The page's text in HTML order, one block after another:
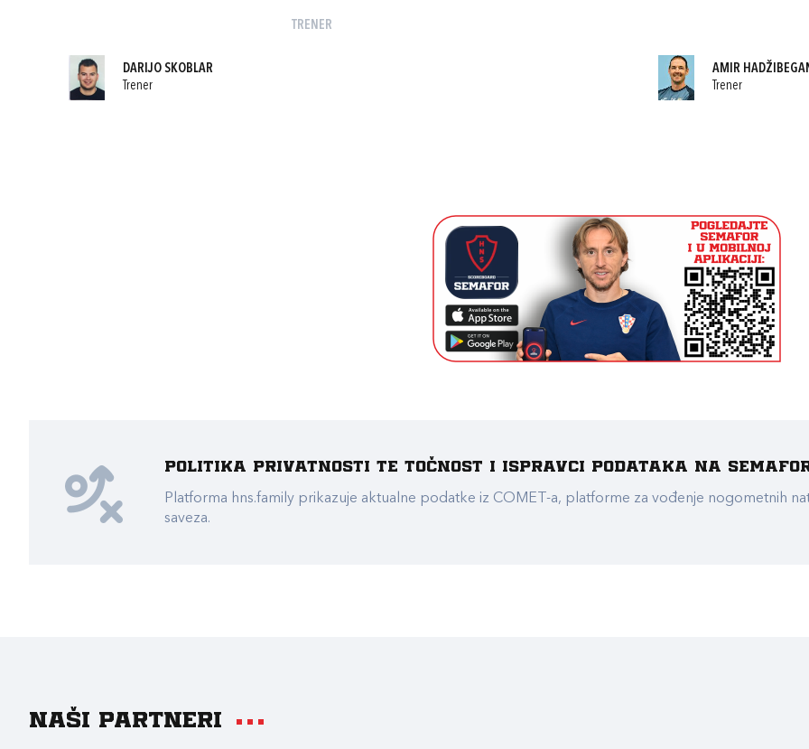
TRENER
DARIJO SKOBLAR
Trener
AMIR
Trener
Politika privatnosti te točnost i ispravci podataka na
Platforma hns.family prikazuje aktualne podatke iz COMET-a, platforme za vođenje nogometnih
saveza.
Naši partneri